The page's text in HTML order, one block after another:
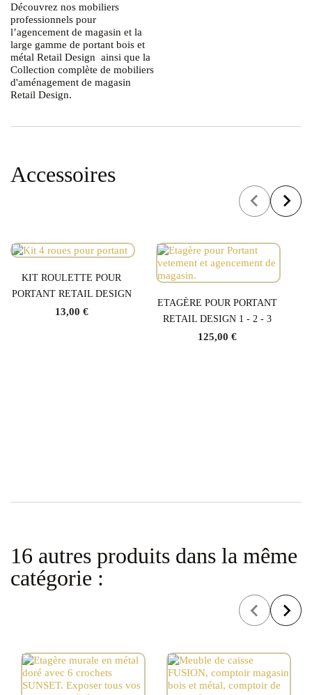
Découvrez nos mobiliers
professionnels pour
l’agencement de magasin et la
large gamme de portant bois et
métal Retail Design ainsi que la
Collection complète de mobiliers
d'aménagement de magasin
Retail Design.
Accessoires
KIT ROULETTE POUR
PORTANT RETAIL DESIGN
13,00 €
ETAGÈRE POUR PORTANT
RETAIL DESIGN 1 - 2 - 3
125,00 €
16 autres produits dans la même
catégorie :